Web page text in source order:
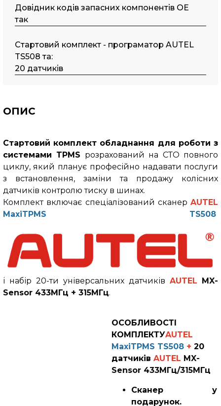
Довідник кодів запасних компонентів OE
так
Стартовий комплект - програматор AUTEL
TS508 та:
20 датчиків
ОПИС
Стартовий комплект обладнання для роботи з
системами TPMS розрахований на СТО повного
циклу, який планує професійно надавати послуги
з встановлення, заміни та продажу колісних
датчиків контролю тиску в шинах.
Комплект включає спеціалізований сканерAUTEL
MaxiTPMS TS508
і набір 20-ти універсальних датчиківAUTEL MX-
Sensor 433МГц + 315МГц.
ОСОБЛИВОСТІ
КОМПЛЕКТУAUTEL
MaxiTPMS TS508 + 20
датчиків AUTEL MX-
Sensor 433МГц/315МГц
Сканер
у
подарунок.